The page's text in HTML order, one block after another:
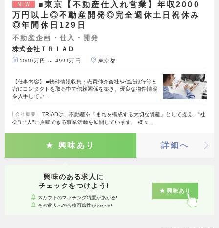
NEW
■東京【不動産仕入れ営業】年収2000
万円以上◎不動産開発◎完全週休土日祝休み
◎年間休日129日
不動産企画・仕入・開発
株式会社ＴＲＩＡＤ
2000万円 ～ 4999万円 東京都
【仕事内容】 ■物件情報収集：売買仲介会社や信託銀行等と
密にコンタクトを取る中で信頼関係を築き、優良な物件情報
を入手してい…
会社概要
TRIADは、不動産を『まちを構成する大切な資産』として捉え、“社
会”に“人”に貢献できる事業活動を展開しています。 様々…
興味あり 詳細へ
興味のある求人に
チェックをつけよう!
スカウトのマッチング精度があがる!
その求人への合格可能性がわかる!
興味あり